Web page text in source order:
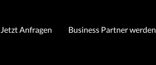
Jetzt Anfragen Business Partner werden